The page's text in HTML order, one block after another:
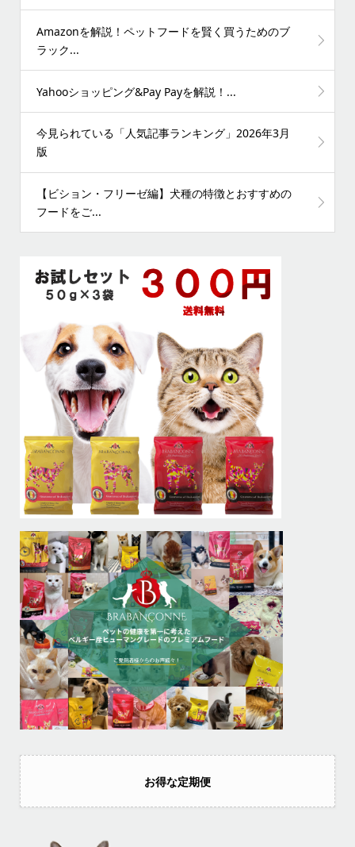
Amazonを解説！ペットフードを賢く買うためのブ
ラック...
Yahooショッピング&Pay Payを解説！...
今見られている「人気記事ランキング」2026年3月
版
【ビション・フリーゼ編】犬種の特徴とおすすめの
フードをご...
お得な定期便